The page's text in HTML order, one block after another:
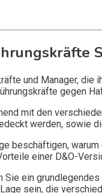
und Manager,
gegen
mit den
werden, sowie
beschäftigen,
einer D&O-
ein
sein, die